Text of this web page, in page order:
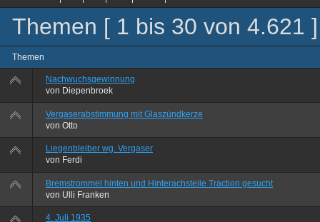
Themen [ 1 bis 30 von 4.621 ]
Themen
Nachwuchsgewinnung
von Diepenbroek
Vergaserabstimmung mit Glaszündkerze
von Otto
Liegenbleiber wg. Vergaser
von Ferdi
Bremstrommel hinten und Hinterachsteile Traction gesucht
von Ulli Franken
4. Juli 1935